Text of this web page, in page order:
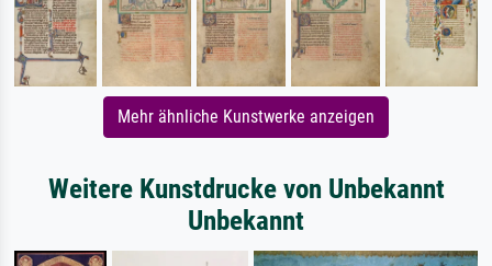
Mehr ähnliche Kunstwerke anzeigen
Weitere Kunstdrucke von Unbekannt
Unbekannt